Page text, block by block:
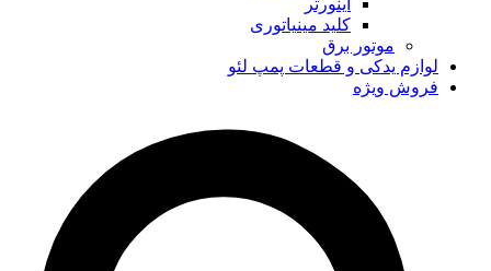
اینورتر
کلید مینیاتوری
موتور برق
لوازم یدکی و قطعات پمپ لئو
فروش ویژه